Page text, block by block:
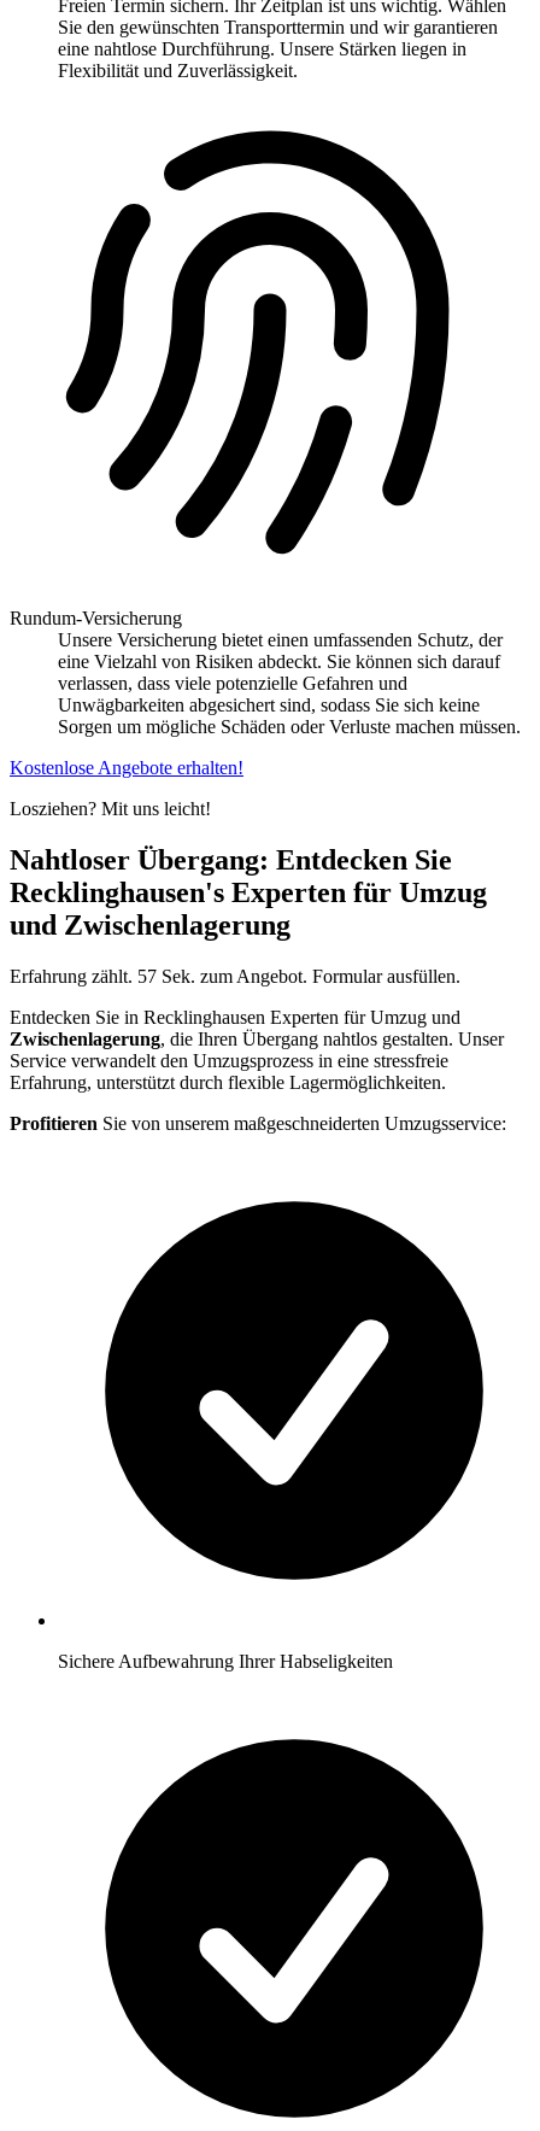
Freien Termin sichern. Ihr Zeitplan ist uns wichtig. Wählen
Sie den gewünschten Transporttermin und wir garantieren
eine nahtlose Durchführung. Unsere Stärken liegen in
Flexibilität und Zuverlässigkeit.
Rundum-Versicherung
Unsere Versicherung bietet einen umfassenden Schutz, der
eine Vielzahl von Risiken abdeckt. Sie können sich darauf
verlassen, dass viele potenzielle Gefahren und
Unwägbarkeiten abgesichert sind, sodass Sie sich keine
Sorgen um mögliche Schäden oder Verluste machen müssen.
Kostenlose Angebote erhalten!
Losziehen? Mit uns leicht!
Nahtloser Übergang: Entdecken Sie
Recklinghausen's Experten für Umzug
und Zwischenlagerung
Erfahrung zählt. 57 Sek. zum Angebot. Formular ausfüllen.
Entdecken Sie in Recklinghausen Experten für Umzug und
Zwischenlagerung, die Ihren Übergang nahtlos gestalten. Unser
Service verwandelt den Umzugsprozess in eine stressfreie
Erfahrung, unterstützt durch flexible Lagermöglichkeiten.
Profitieren Sie von unserem maßgeschneiderten Umzugsservice:
Sichere Aufbewahrung Ihrer Habseligkeiten